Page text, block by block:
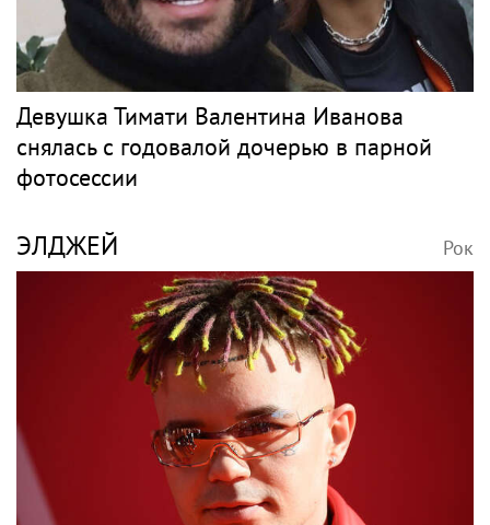
Девушка Тимати Валентина Иванова
снялась с годовалой дочерью в парной
фотосессии
ЭЛДЖЕЙ Рок